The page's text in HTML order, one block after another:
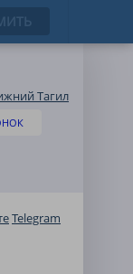
Тагил
Telegram